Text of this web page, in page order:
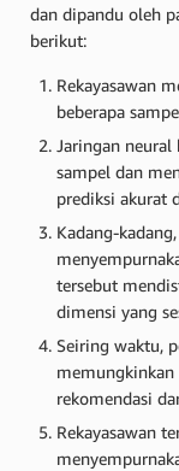
dan dipandu oleh
berikut:
Rekayasawan
beberapa
Jaringan
sampel dan
prediksi akurat
Kadang-
tersebut
dimensi yang
Seiring waktu,
rekomendasi
Rekayasawan